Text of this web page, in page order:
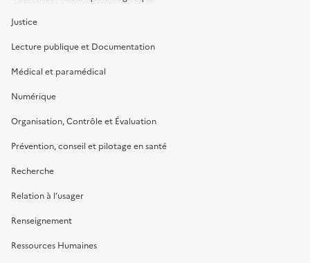
Justice
Lecture publique et Documentation
Médical et paramédical
Numérique
Organisation, Contrôle et Évaluation
Prévention, conseil et pilotage en santé
Recherche
Relation à l’usager
Renseignement
Ressources Humaines